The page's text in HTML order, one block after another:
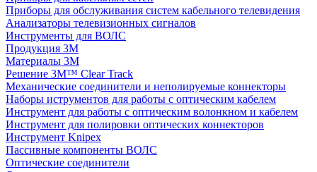
Приборы для обслуживания систем кабельного телевидения
Анализаторы телевизионных сигналов
Инструменты для ВОЛС
Продукция 3M
Материалы 3М
Решение 3M™ Clear Track
Механические соединители и неполируемые коннекторы
Наборы иструментов для работы с оптическим кабелем
Инструмент для работы с оптическим волонкном и кабелем
Инструмент для полировки оптических коннекторов
Инструмент Knipex
Пассивные компоненты ВОЛС
Оптические соединители